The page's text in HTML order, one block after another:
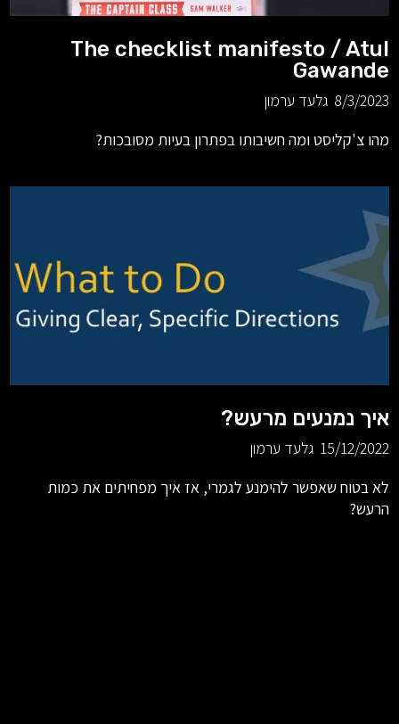
The checklist manifesto / Atul
Gawande
8/3/2023 גלעד ערמון
מהו צ'קליסט ומה חשיבותו בפתרון בעיות מסובכות?
איך נמנעים מרעש?
15/12/2022 גלעד ערמון
לא בטוח שאפשר להימנע לגמרי, אז איך מפחיתים את כמות
הרעש?